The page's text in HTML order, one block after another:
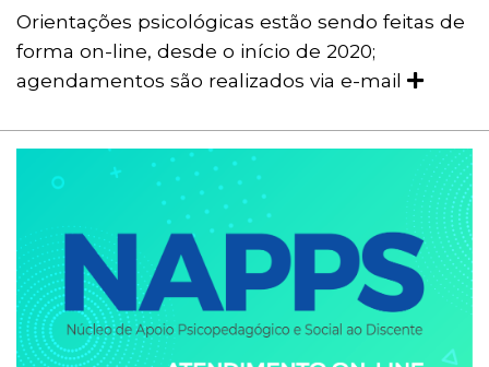
Orientações psicológicas estão sendo feitas de
forma on-line, desde o início de 2020;
agendamentos são realizados via e-mail